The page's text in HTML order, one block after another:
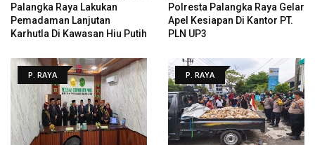
Palangka Raya Lakukan
Pemadaman Lanjutan
Karhutla Di Kawasan Hiu Putih
Polresta Palangka Raya Gelar
Apel Kesiapan Di Kantor PT.
PLN UP3
P. RAYA P. RAYA